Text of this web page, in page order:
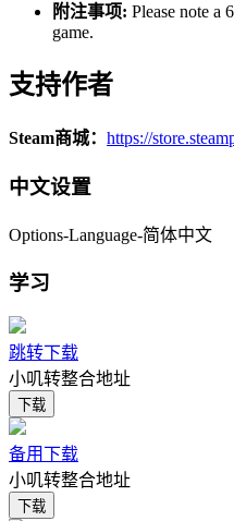
附注事项: Please note a
game.
支持作者
Steam商城： https://
中文设置
Options-Language-简体中文
学习
跳转下载
小叽转整合地址
下载
备用下载
小叽转整合地址
下载